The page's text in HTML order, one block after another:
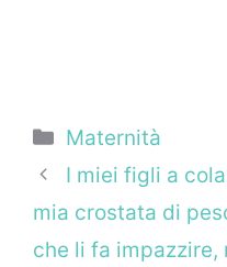
Categorie
Maternità
I miei figli a
mia crostata di
che li fa impazzire,